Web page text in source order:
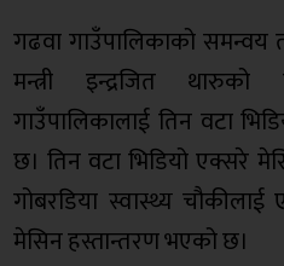
गढवा गाउँपालिकाको समन्वय
मन्त्री इन्द्रजित
गाउँपालिकालाई तिन वटा
छ। तिन वटा भिडियो एक्सरे
गोबरडिया स्वास्थ्य
मेसिन हस्तान्तरण भएको छ।